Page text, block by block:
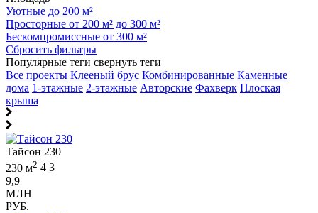
Уютные до 200 м²
Просторные от 200 м² до 300 м²
Бескомпромиссные от 300 м²
Сбросить фильтры
Популярные теги свернуть теги
Все проекты Клееный брус Комбинированные Каменные
дома 1-этажные 2-этажные Авторские Фахверк Плоская
крыша
Тайсон 230
230 м2 4 3
9,9
МЛН
РУБ.